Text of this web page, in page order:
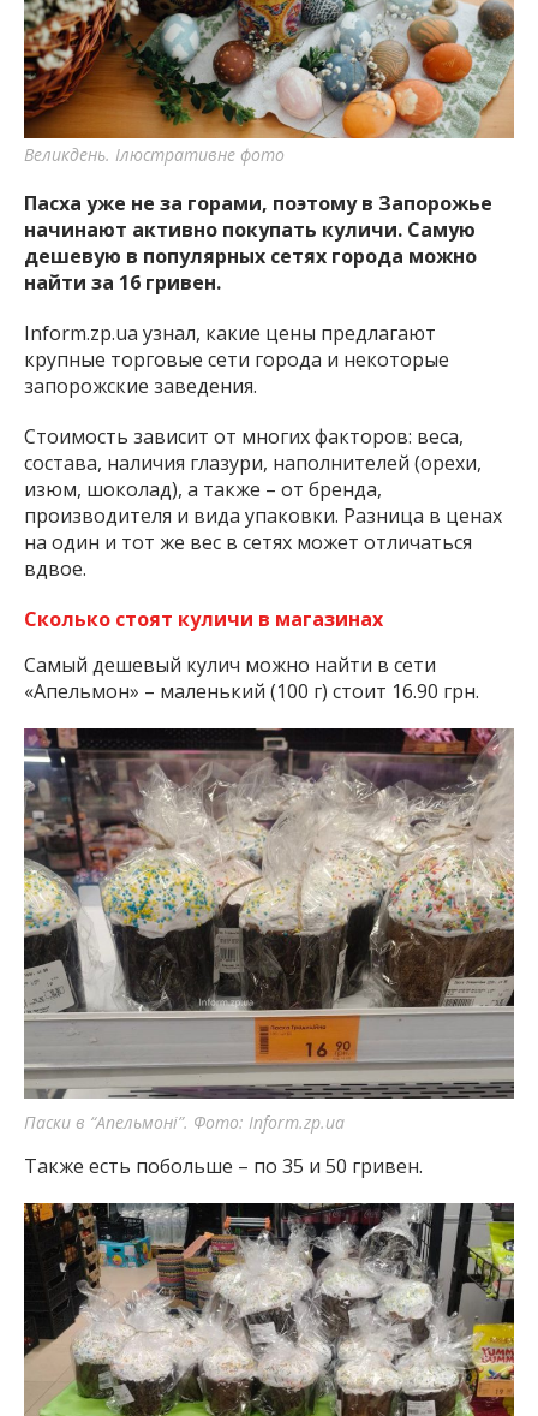
важную информацию о событиях
города Запорожья и области.
Великдень. Ілюстративне фото
Пасха уже не за горами, поэтому в Запорожье
начинают активно покупать куличи. Самую
дешевую в популярных сетях города можно
найти за 16 гривен.
Inform.zp.ua узнал, какие цены предлагают
крупные торговые сети города и некоторые
запорожские заведения.
Стоимость зависит от многих факторов: веса,
состава, наличия глазури, наполнителей (орехи,
изюм, шоколад), а также – от бренда,
производителя и вида упаковки. Разница в ценах
на один и тот же вес в сетях может отличаться
вдвое.
Сколько стоят куличи в магазинах
Самый дешевый кулич можно найти в сети
«Апельмон» – маленький (100 г) стоит 16.90 грн.
Паски в “Апельмоні”. Фото: Inform.zp.ua
Также есть побольше – по 35 и 50 гривен.